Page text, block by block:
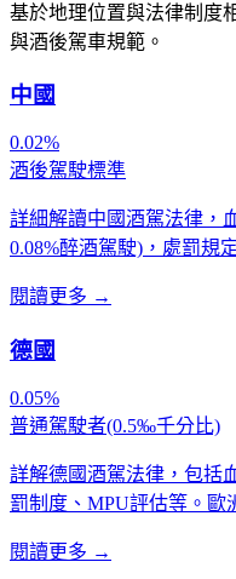
基於地理位置與法律制度
與酒後駕車規範。
中國
0.02%
酒後駕駛標準
詳細解讀中國酒駕法律，
0.08%醉酒駕駛)，處罰規
閱讀更多 →
德國
0.05%
普通駕駛者(0.5‰千分比)
詳解德國酒駕法律，包括
罰制度、MPU評估等。歐
閱讀更多 →